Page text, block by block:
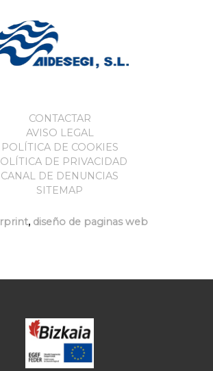
CONTACTAR
AVISO LEGAL
POLÍTICA DE COOKIES
DE PRIVACIDAD
CANAL DE DENUNCIAS
SITEMAP
, diseño de paginas web